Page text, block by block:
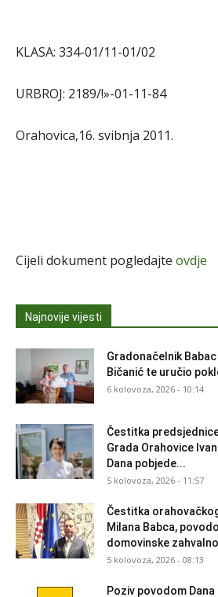
KLASA: 334-01/11-01/02
URBROJ: 2189/!»-01-11-84
Orahovica,16. svibnja 2011.
Cijeli dokument pogledajte ovdje
Najnovije vijesti
Gradonačelnik
Bičanić te uručio
6 kolovoza, 2026 - 10:14
Čestitka
Grada Orahovice
Dana pobjede...
5 kolovoza, 2026 - 11:57
Čestitka
Milana Babca,
domovinske
5 kolovoza, 2026 - 08:13
Poziv povodom